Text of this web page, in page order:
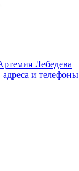
Лебедева
адреса и телефоны